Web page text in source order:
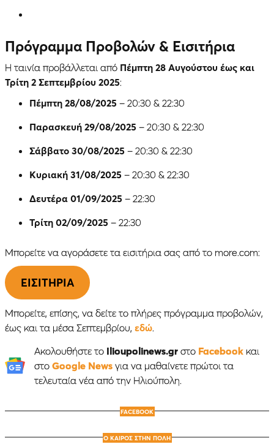
Πρόγραμμα Προβολών & Εισιτήρια
Η ταινία προβάλλεται από Πέμπτη 28 Αυγούστου έως και
Τρίτη 2 Σεπτεμβρίου 2025:
Πέμπτη 28/08/2025 – 20:30 & 22:30
Παρασκευή 29/08/2025 – 20:30 & 22:30
Σάββατο 30/08/2025 – 20:30 & 22:30
Κυριακή 31/08/2025 – 20:30 & 22:30
Δευτέρα 01/09/2025 – 22:30
Τρίτη 02/09/2025 – 22:30
Μπορείτε να αγοράσετε τα εισιτήρια σας από το more.com:
EIΣΙΤΗΡΙΑ
Μπορείτε, επίσης, να δείτε το πλήρες πρόγραμμα προβολών,
έως και τα μέσα Σεπτεμβρίου, εδώ.
Ακολουθήστε το Ilioupolinews.grστο Facebookκαι
στο Google Newsγια να μαθαίνετε πρώτοι τα
τελευταία νέα από την Ηλιούπολη.
FACEBOOK
Ο ΚΑΙΡΟΣ ΣΤΗΝ ΠΟΛΗ